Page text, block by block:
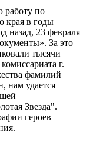
работу по
края в годы
назад, 23 февраля
За это
тысячи
г.
фамилий
нам удается
Звезда".
героев